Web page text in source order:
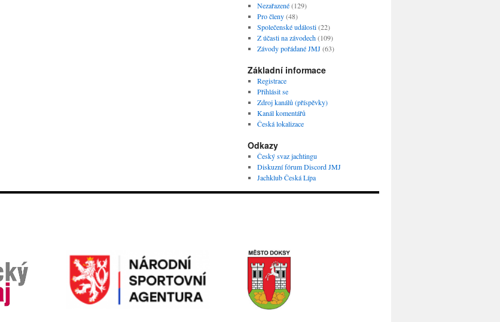
Nezařazené(129)
Pro členy(48)
Společenské události(22)
Z účasti na závodech(109)
Závody pořádané JMJ(63)
Základní informace
Registrace
Přihlásit se
Zdroj kanálů (příspěvky)
Kanál komentářů
Česká lokalizace
Odkazy
Český svaz jachtingu
Diskuzní fórum Discord JMJ
Jachklub Česká Lípa